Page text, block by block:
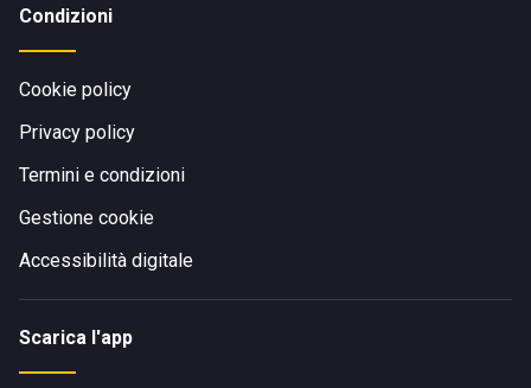
Condizioni
Cookie policy
Privacy policy
Termini e condizioni
Gestione cookie
Accessibilità digitale
Scarica l'app